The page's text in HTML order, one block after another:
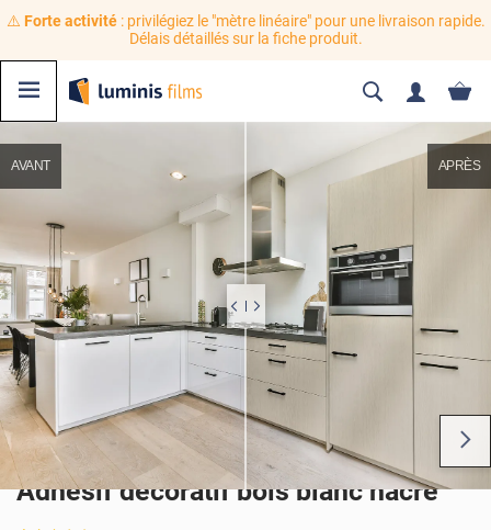
⚠️ Forte activité: privilégiez le "mètre linéaire" pour une livraison rapide.
Délais détaillés sur la fiche produit.
AVANT APRÈS
Adhésif décoratif bois blanc nacré